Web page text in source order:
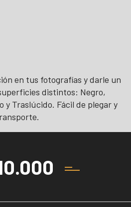
en tus fotografías y darle un
distintos: Negro,
y Traslúcido. Fácil de plegar y